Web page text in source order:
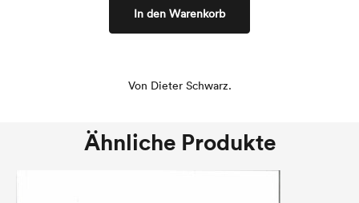
In den Warenkorb
Von Dieter Schwarz.
Ähnliche Produkte